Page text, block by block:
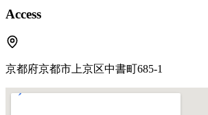
Access
京都府京都市上京区中書町685-1